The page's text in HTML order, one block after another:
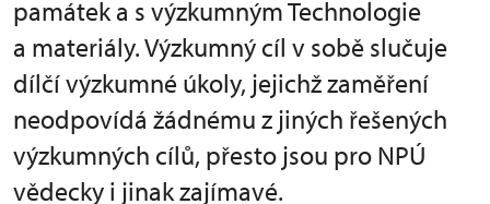
památek a s výzkumným Technologie
a materiály. Výzkumný cíl v sobě slučuje
dílčí výzkumné úkoly, jejichž zaměření
neodpovídá žádnému z jiných řešených
výzkumných cílů, přesto jsou pro NPÚ
vědecky i jinak zajímavé.